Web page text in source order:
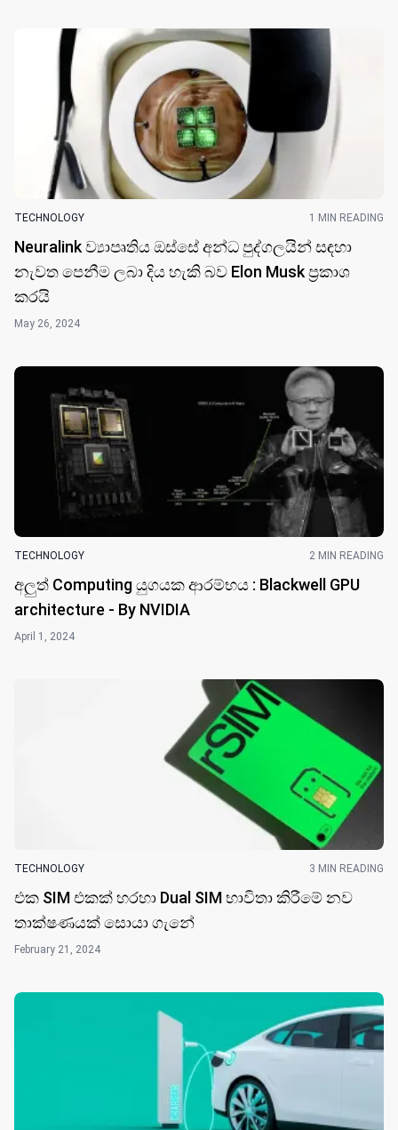
TECHNOLOGY 1 MIN READING
Neuralink ව්‍යාපෘතිය ඔස්සේ අන්ධ පුද්ගලයින් සඳහා
නැවත පෙනීම ලබා දිය හැකි බව Elon Musk ප්‍රකාශ
කරයි
May 26, 2024
TECHNOLOGY 2 MIN READING
අලුත් Computing යුගයක ආරම්භය : Blackwell GPU
architecture - By NVIDIA
April 1, 2024
TECHNOLOGY 3 MIN READING
එක SIM එකක් හරහා Dual SIM භාවිතා කිරීමේ නව
තාක්ෂණයක් සොයා ගැ​නේ
February 21, 2024